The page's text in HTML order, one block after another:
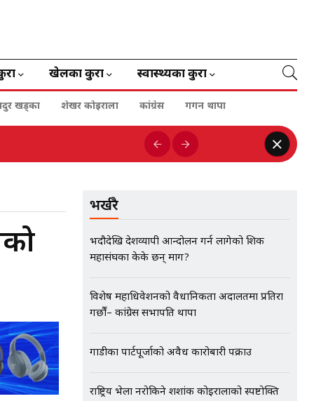
खेलका कुरा स्वास्थ्यका कुरा
खड्का शेखर कोइराला कांग्रेस गगन थापा
भर्खरै
भदौदेखि देशव्यापी आन्दोलन गर्न लागेको शिक्षक
महासंघका केके छन् माग?
विशेष महाधिवेशनको वैधानिकता अदालतमा प्रतिरक्षा
गर्छौं– कांग्रेस सभापति थापा
गाडीका पार्टपूर्जाको अवैध कारोबारी पक्राउ
राष्ट्रिय भेला नरोकिने शशांक कोइरालाको स्पष्टोक्ति